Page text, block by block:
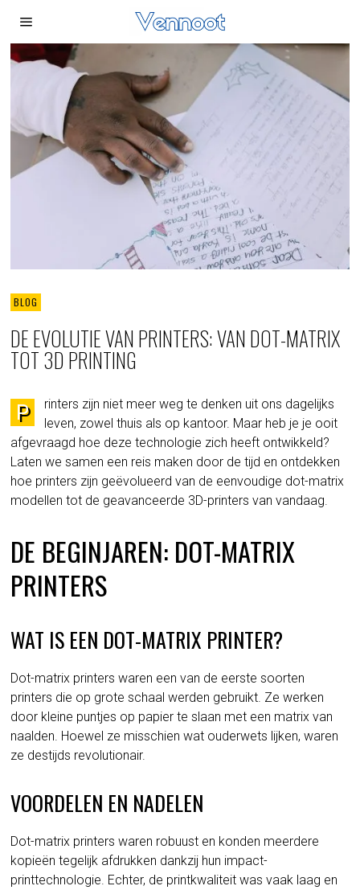
BLOG
DE EVOLUTIE VAN PRINTERS: VAN DOT-MATRIX
TOT 3D PRINTING
P
rinters zijn niet meer weg te denken uit ons dagelijks
leven, zowel thuis als op kantoor. Maar heb je je ooit
afgevraagd hoe deze technologie zich heeft ontwikkeld?
Laten we samen een reis maken door de tijd en ontdekken
hoe printers zijn geëvolueerd van de eenvoudige dot-matrix
modellen tot de geavanceerde 3D-printers van vandaag.
DE BEGINJAREN: DOT-MATRIX
PRINTERS
WAT IS EEN DOT-MATRIX PRINTER?
Dot-matrix printers waren een van de eerste soorten
printers die op grote schaal werden gebruikt. Ze werken
door kleine puntjes op papier te slaan met een matrix van
naalden. Hoewel ze misschien wat ouderwets lijken, waren
ze destijds revolutionair.
VOORDELEN EN NADELEN
Dot-matrix printers waren robuust en konden meerdere
kopieën tegelijk afdrukken dankzij hun impact-
printtechnologie. Echter, de printkwaliteit was vaak laag en